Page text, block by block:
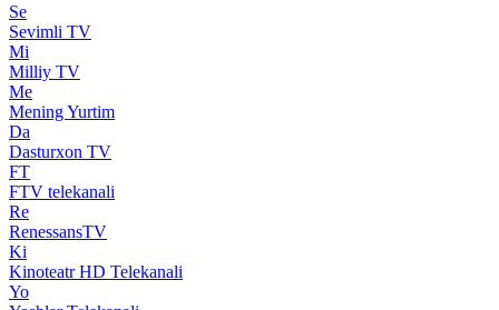
Se
Sevimli TV
Mi
Milliy TV
Me
Mening Yurtim
Da
Dasturxon TV
FT
FTV telekanali
Re
RenessansTV
Ki
Kinoteatr HD Telekanali
Yo